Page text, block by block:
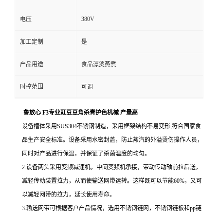
电压 380V
加工定制 是
产品用途 食品漂烫蒸煮
时控范围 可调
鲁放心 F3专业豇豆豆角杀青护色机械 产量高
设备槽体采用SUS304不锈钢制造，采用框架结构不易变形,符合国家食
品生产安全标准。设备采用水密封盖，防止蒸汽的外溢烫伤操作人员，
同时对产品进行保温，并保证了杀菌温度的均匀。
2.设备两头采用变频减速机，中间变频机承接，带动传动轴前拉后送，
减轻传动装置拉力，从而使输送网带运转。这样既可以节能60%，又可
以减轻网带的拉力，延长使用寿命。
3.输送网带可根据客户产品情况，选用不锈钢链网，不锈钢链板和pp链